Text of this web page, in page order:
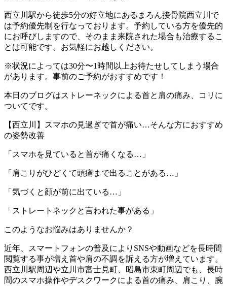
西立川駅から徒歩5分の好立地にあるまろん接骨院西立川で
は予約優先制を行なっております。予約している方を優先的
にお呼びしますので、そのまま来院された場合も治療するこ
とは可能です。お気軽にお越しください。
※状況によっては30分〜1時間以上お待たせしてしまう場合
があります。事前のご予約がおすすめです！
本日のブログはストレーネックによる首と肩の痛み、コリに
ついてです。
【西立川】スマホの見過ぎで首が痛い…そんな方におすすめ
の姿勢改善
「スマホを見ていると首が痛くなる…」
「肩こりがひどくて頭痛まで出ることがある…」
「気づくと顔が前に出ている…」
「ストレートネックと言われた事がある」
このようなお悩みはありませんか？
近年、スマートフォンの普及によりSNSや動画などを長時間
閲覧する事が増え首や肩の不調を訴える方が増えています。
西立川駅周辺や立川市富士見町、昭島市東町周辺でも、長時
間のスマホ操作やデスクワークによる首の痛み、肩こり、腕